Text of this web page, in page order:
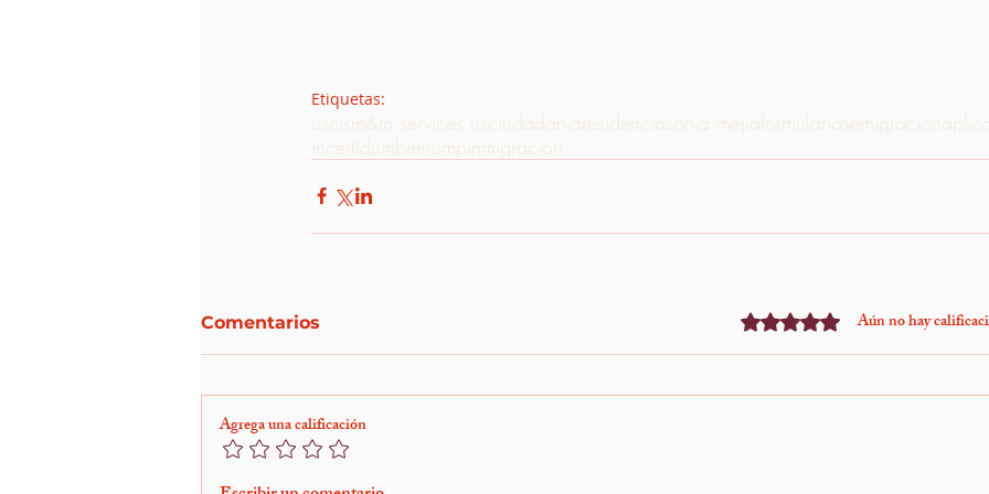
Etiquetas:
uscism&m services usciudadania residenciasonia mejiaformulariosemigracion
incertidumbretrump inmigracion
Comentarios Obtuvo 0 de 5 estrellas.
Aún no hay
Agrega una calificación